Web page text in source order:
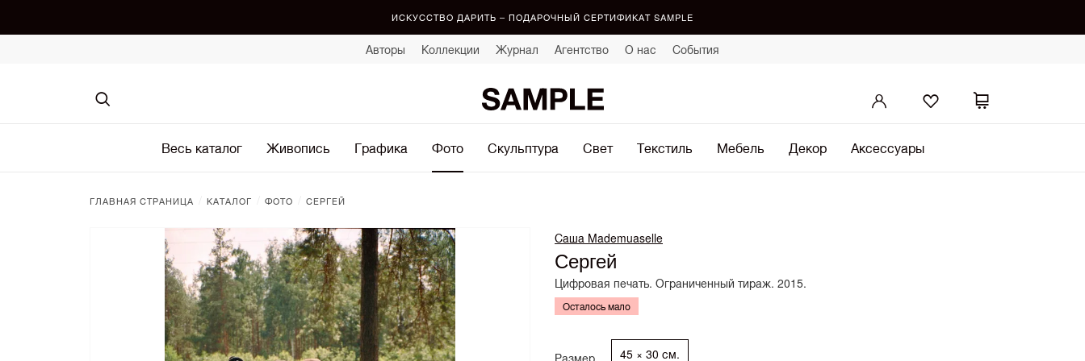
ИСКУССТВО ДАРИТЬ – ПОДАРОЧНЫЙ СЕРТИФИКАТ SAMPLE
Авторы Коллекции Журнал Агентство О нас События
Весь каталог Живопись Графика Фото Скульптура Свет Текстиль Мебель Декор Аксессуары
ГЛАВНАЯ СТРАНИЦА КАТАЛОГ ФОТО СЕРГЕЙ
Саша Mademuaselle
Сергей
Цифровая печать. Ограниченный тираж. 2015.
Осталось мало
Размер 45 × 30 см.